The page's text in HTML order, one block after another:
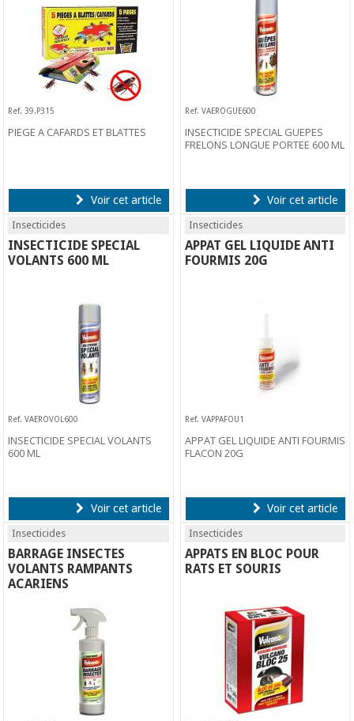
Ref. 39.P315
PIEGE A CAFARDS ET BLATTES
Voir cet article
Ref. VAEROGUE600
INSECTICIDE SPECIAL GUEPES
FRELONS LONGUE PORTEE 600 ML
Voir cet article
Insecticides
INSECTICIDE SPECIAL
VOLANTS 600 ML
Ref. VAEROVOL600
INSECTICIDE SPECIAL VOLANTS
600 ML
Voir cet article
Insecticides
APPAT GEL LIQUIDE ANTI
FOURMIS 20G
Ref. VAPPAFOU1
APPAT GEL LIQUIDE ANTI FOURMIS
FLACON 20G
Voir cet article
Insecticides
BARRAGE INSECTES
VOLANTS RAMPANTS
ACARIENS
Insecticides
APPATS EN BLOC POUR
RATS ET SOURIS